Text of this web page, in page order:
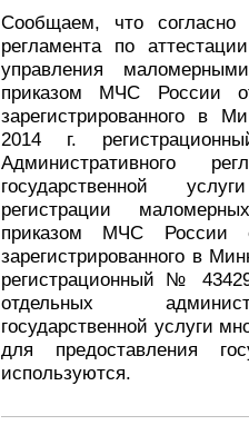
Сообщаем, что согласно
регламента по
управления
приказом МЧС
зарегистрированного в
2014 г.
Административного
государственной
регистрации
приказом МЧС
зарегистрированного в
регистрационный №
отдельных
государственной услуги
для предоставления
используются.